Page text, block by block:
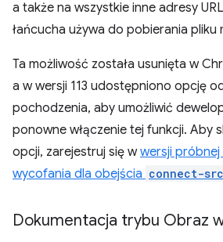
a także na wszystkie inne adresy
łańcucha używa do pobierania pliku
Ta możliwość została usunięta w
a w wersji 113 udostępniono opcję
pochodzenia, aby umożliwić
ponowne włączenie tej funkcji. Aby
opcji, zarejestruj się wwersji
wycofania dla obejścia connect-src
Dokumentacja trybu Obraz